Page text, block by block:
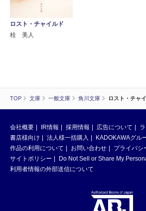
TOP 文庫 一般文庫 角川文庫 ロスト・チャ
ロスト・チャイルド
桂 美人
会社概要 IR情報 採用情報 広告について
書店様向け
法人様一括購入
KADOKAWAグル
作品の利用について
お問い合わせ
プライバシ
サイトポリシー
Do Not Sell or Share My
利用者情報の外部送信について